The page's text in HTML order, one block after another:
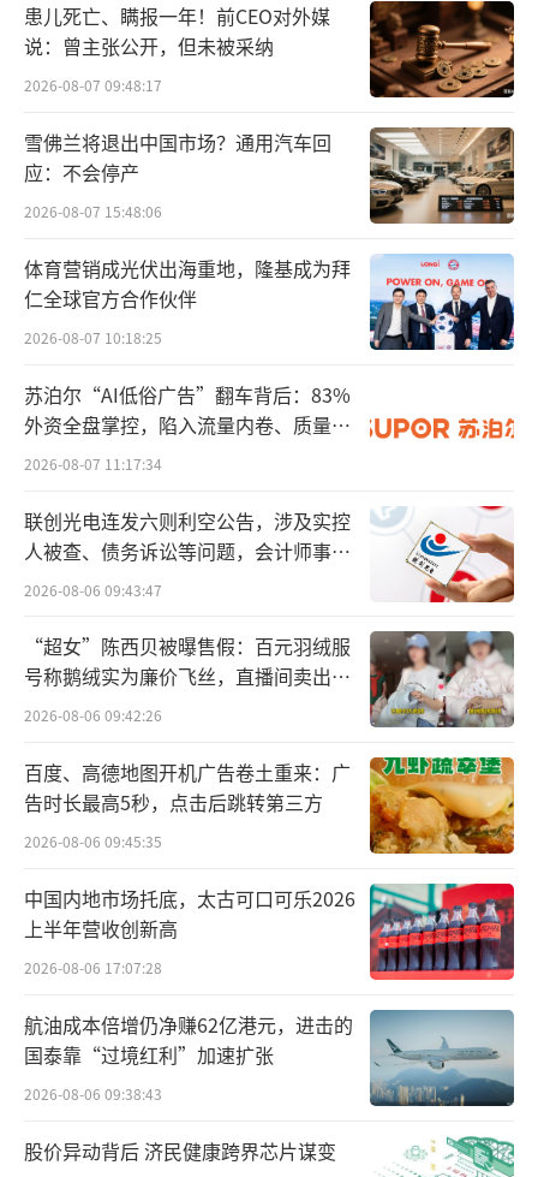
导与技术进步的大背景下，越来越多企业开始
加入造车阵营。2014年4月，游侠汽车成立；7
月，乐视汽车成立；8月，小鹏汽车成立；10
月，合众汽车成立；11月，蔚来汽车成立；12
月，奇点汽车成立。到2015年，理想、威马、
零跑、天际、博泰等新势力品牌也相继成立，
造车声势一浪高过一浪。
造车新势力涌入的同时，传统汽车企业也
决定将新能源规划纳入集团发展计划当中。201
4年，上汽董事长陈虹首次提出了汽车行业的新
四化；2015年，吉利提出“两个蓝色吉利行
动”的1.0版本；长安汽车发布了“新能源汽车
十年战略规划”。
不过，虽然口号喊得热闹，从实际动作来
看，传统车企在这一阶段更多地持观望态度，
对新能源领域的投入和决心并未完全显现。蓝
色吉利1.0更大的意义在于响应政策，企业内部
对于新能源的路线存在巨大的争议，浩瀚平台
的研发直到2017年才上马，长城汽车早期则更
加旗帜鲜明地提出了要做“跟随者”。
传统车企的保守放在当时其实很好理解，
任何新事物的发展都不是一帆风顺的，特斯
拉、比亚迪、北汽等最早一批入局的车企已经
吃到了先行者的苦头。
2014财年，特斯拉净亏损高达2.94亿美
元。马斯克把这种“失利”归咎于中国市场，
认为正是由于中国私人充电桩不够普及、公共
充电网络又不够完善，致使特斯拉销量受挫。
患儿死亡、瞒报一年！前CEO对外媒
说：曾主张公开，但未被采纳
2026-08-07 09:48:17
雪佛兰将退出中国市场？通用汽车回
应：不会停产
2026-08-07 15:48:06
体育营销成光伏出海重地，隆基成为拜
仁全球官方合作伙伴
2026-08-07 10:18:25
苏泊尔“AI低俗广告”翻车背后：83%
外资全盘掌控，陷入流量内卷、质量频
发的负循环
2026-08-07 11:17:34
联创光电连发六则利空公告，涉及实控
人被查、债务诉讼等问题，会计师事务
所曾出具“保留意见”
2026-08-06 09:43:47
“超女”陈西贝被曝售假：百元羽绒服
号称鹅绒实为廉价飞丝，直播间卖出超
百万元
2026-08-06 09:42:26
百度、高德地图开机广告卷土重来：广
告时长最高5秒，点击后跳转第三方
2026-08-06 09:45:35
中国内地市场托底，太古可口可乐2026
上半年营收创新高
2026-08-06 17:07:28
航油成本倍增仍净赚62亿港元，进击的
国泰靠“过境红利”加速扩张
2026-08-06 09:38:43
股价异动背后 济民健康跨界芯片谋变